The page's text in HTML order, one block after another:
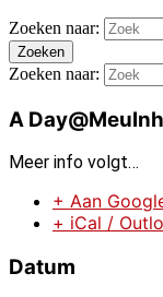
Zoeken naar:
Zoeken
Zoeken naar:
A
Meer info volgt…
+ Aan
+ iCal /
Datum